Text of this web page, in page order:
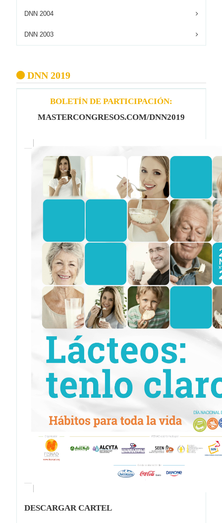
DNN 2004
DNN 2003
DNN 2019
BOLETÍN DE PARTICIPACIÓN:
MASTERCONGRESOS.COM/DNN2019
DESCARGAR CARTEL